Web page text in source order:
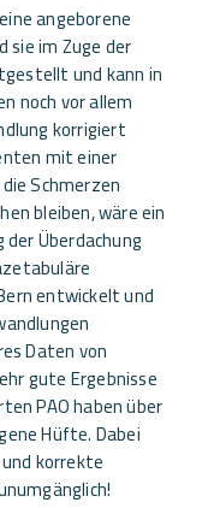
angeborene
sie im Zuge der
und kann in
noch vor allem
korrigiert
mit einer
Schmerzen
bleiben, wäre ein
Überdachung
entwickelt und
Daten von
gute Ergebnisse
PAO haben über
Hüfte. Dabei
korrekte